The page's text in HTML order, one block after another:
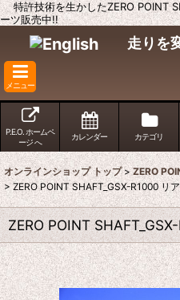
特許技術を生かしたZERO POINT
ーツ販売中!!
走りを
メニュー
P.E.O. ホームペ
ージ へ
カレンダー カテゴリ
オンラインショップ トップ > ZERO
> ZERO POINT SHAFT_GSX-R1000 リ
ZERO POINT